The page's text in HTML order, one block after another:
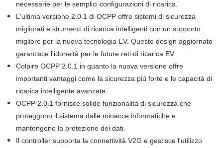
necessarie per le semplici configurazioni di ricarica.
L'ultima versione 2.0.1 di OCPP offre sistemi di sicurezza
migliorati e strumenti di ricarica intelligenti con un supporto
migliore per la nuova tecnologia EV. Questo design aggiornato
garantisce l'idoneità per le future reti di ricarica EV.
Colpire OCPP 2.0.1 in quanto la nuova versione offre
importanti vantaggi come la sicurezza più forte e le capacità di
ricarica intelligente avanzate.
OCPP 2.0.1 fornisce solide funzionalità di sicurezza che
proteggono il sistema dalle minacce informatiche e
mantengono la protezione dei dati.
Il controller supporta la connettività V2G e gestisce l'utilizzo